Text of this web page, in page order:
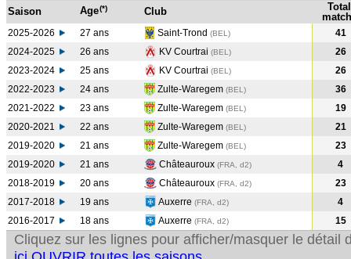
Saison Age(*) Club
Total
2025-2026 27 ans Saint-Trond (BEL)
41
2024-2025
26 ans KV Courtrai (BEL )
26
2023-2024
25 ans KV Courtrai (BEL )
26
2022-2023
24 ans Zulte-Waregem (BEL )
36
2021-2022
23 ans Zulte-Waregem (BEL )
19
2020-2021
22 ans Zulte-Waregem (BEL )
21
2019-2020
21 ans Zulte-Waregem (BEL )
23
2019-2020
21 ans Châteauroux (FRA, d2)
4
2018-2019
20 ans Châteauroux (FRA, d2)
23
2017-2018
19 ans Auxerre (FRA, d2)
4
2016-2017
18 ans Auxerre (FRA, d2) 15
Cliquez sur les lignes pour afficher/masquer le détail